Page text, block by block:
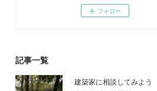
フォロー
記事一覧
建築家に相談してみよう